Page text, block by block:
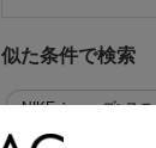
似た条件で検索
NIKE シューズ>ス